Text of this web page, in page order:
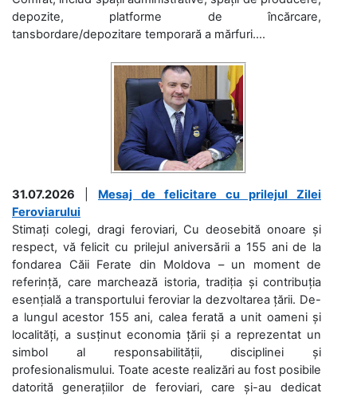
depozite, platforme de încărcare,
tansbordare/depozitare temporară a mărfuri....
31.07.2026
Mesaj de felicitare cu prilejul Zilei
Feroviarului
Stimați colegi, dragi feroviari, Cu deosebită onoare și
respect, vă felicit cu prilejul aniversării a 155 ani de la
fondarea Căii Ferate din Moldova – un moment de
referință, care marchează istoria, tradiția și contribuția
esențială a transportului feroviar la dezvoltarea țării. De-
a lungul acestor 155 ani, calea ferată a unit oameni și
localități, a susținut economia țării și a reprezentat un
simbol al responsabilității, disciplinei și
profesionalismului. Toate aceste realizări au fost posibile
datorită generațiilor de feroviari, care și-au dedicat